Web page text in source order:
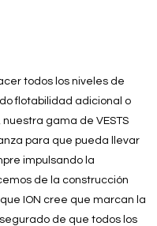
todos los niveles de
flotabilidad adicional o
gama de VESTS
para que pueda llevar
impulsando la
de la construcción
ION cree que marcan la
de que todos los